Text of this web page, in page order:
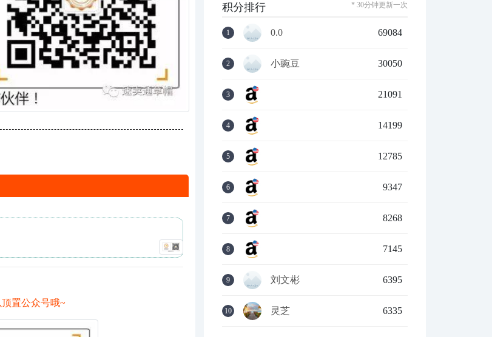
置公众号哦~
积分排行 * 30分钟更新一次
1 0.0 69084
2 小豌豆 30050
3 21091
4 14199
5 12785
6 9347
7 8268
8 7145
9 刘文彬 6395
10 灵芝 6335